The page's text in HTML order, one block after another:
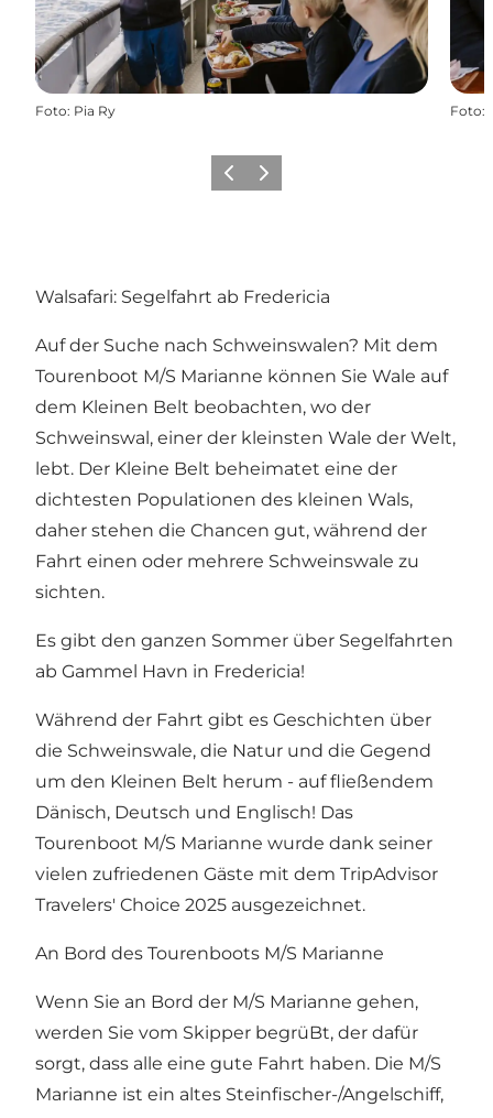
Foto: Pia Ry Foto:
ZurückWeiter
Walsafari: Segelfahrt ab Fredericia
Auf der Suche nach Schweinswalen? Mit dem
Tourenboot M/S Marianne können Sie Wale auf
dem Kleinen Belt beobachten, wo der
Schweinswal, einer der kleinsten Wale der Welt,
lebt. Der Kleine Belt beheimatet eine der
dichtesten Populationen des kleinen Wals,
daher stehen die Chancen gut, während der
Fahrt einen oder mehrere Schweinswale zu
sichten.
Es gibt den ganzen Sommer über Segelfahrten
ab Gammel Havn in Fredericia!
Während der Fahrt gibt es Geschichten über
die Schweinswale, die Natur und die Gegend
um den Kleinen Belt herum - auf fließendem
Dänisch, Deutsch und Englisch! Das
Tourenboot M/S Marianne wurde dank seiner
vielen zufriedenen Gäste mit dem TripAdvisor
Travelers' Choice 2025 ausgezeichnet.
An Bord des Tourenboots M/S Marianne
Wenn Sie an Bord der M/S Marianne gehen,
werden Sie vom Skipper begrüBt, der dafür
sorgt, dass alle eine gute Fahrt haben. Die M/S
Marianne ist ein altes Steinfischer-/Angelschiff,